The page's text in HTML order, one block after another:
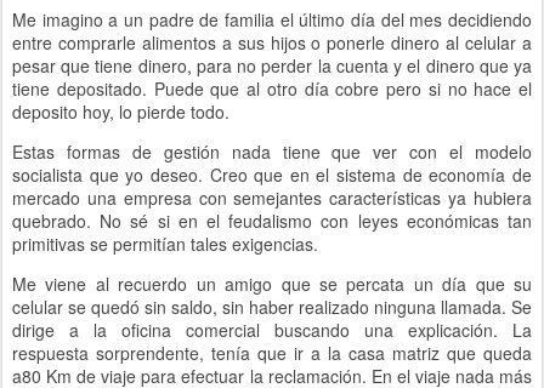
Me imagino a un padre de familia el último día del mes decidiendo
entre comprarle alimentos a sus hijos o ponerle dinero al celular a
pesar que tiene dinero, para no perder la cuenta y el dinero que ya
tiene depositado. Puede que al otro día cobre pero si no hace el
deposito hoy, lo pierde todo.
Estas formas de gestión nada tiene que ver con el modelo
socialista que yo deseo. Creo que en el sistema de economía de
mercado una empresa con semejantes características ya hubiera
quebrado. No sé si en el feudalismo con leyes económicas tan
primitivas se permitían tales exigencias.
Me viene al recuerdo un amigo que se percata un día que su
celular se quedó sin saldo, sin haber realizado ninguna llamada. Se
dirige a la oficina comercial buscando una explicación. La
respuesta sorprendente, tenía que ir a la casa matriz que queda
a80 Km de viaje para efectuar la reclamación. En el viaje nada más